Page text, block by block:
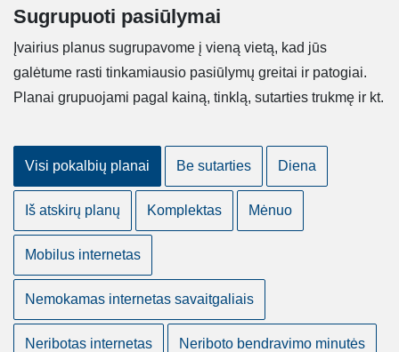
Sugrupuoti pasiūlymai
Įvairius planus sugrupavome į vieną vietą, kad jūs
galėtume rasti tinkamiausio pasiūlymų greitai ir patogiai.
Planai grupuojami pagal kainą, tinklą, sutarties trukmę ir kt.
Visi pokalbių planai Be sutarties Diena
Iš atskirų planų Komplektas Mėnuo
Mobilus internetas
Nemokamas internetas savaitgaliais
Neribotas internetas Neriboto bendravimo minutės